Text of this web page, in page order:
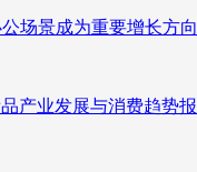
场景成为重要增长方向
产业发展与消费趋势